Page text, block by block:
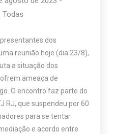
Todas
dos
reunião hoje (dia 23/8),
a situação dos
ameaça de
O encontro faz parte do
RJ, que suspendeu por 60
para se tentar
e acordo entre